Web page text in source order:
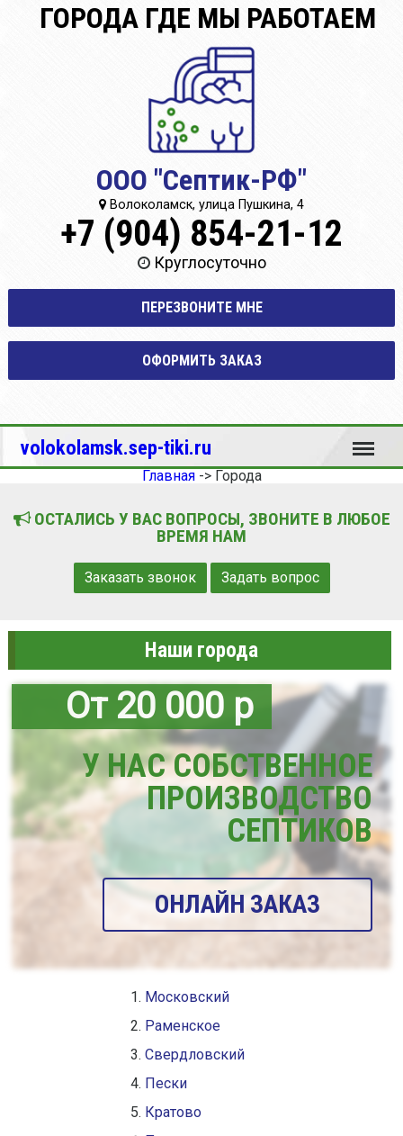
ГОРОДА ГДЕ МЫ РАБОТАЕМ
ООО "Септик-РФ"
Волоколамск, улица Пушкина, 4
+7 (904) 854-21-12
Круглосуточно
ПЕРЕЗВОНИТЕ МНЕ
ОФОРМИТЬ ЗАКАЗ
volokolamsk.sep-tiki.ru Меню
Главная-> Города
ОСТАЛИСЬ У ВАС ВОПРОСЫ, ЗВОНИТЕ В ЛЮБОЕ
ВРЕМЯ НАМ
Заказать звонок Задать вопрос
Наши города
От 20 000 р
У НАС СОБСТВЕННОЕ
ПРОИЗВОДСТВО
СЕПТИКОВ
ОНЛАЙН ЗАКАЗ
Московский
Раменское
Свердловский
Пески
Кратово